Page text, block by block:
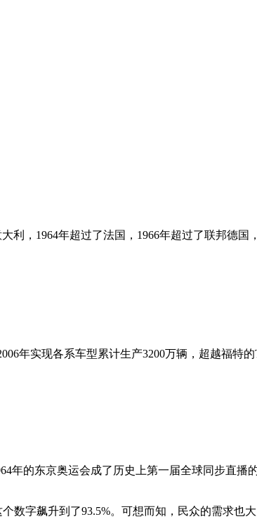
利，1964年超过了法国，1966年超过了联邦德国
年实现各系车型累计生产3200万辆，超越福特
年的东京奥运会成了历史上第一届全球同步直
数字飙升到了93.5%。可想而知，民众的需求也